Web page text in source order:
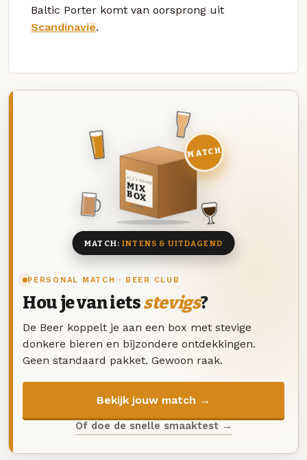
Baltic Porter komt van oorsprong uit
Scandinavië.
PERSONAL MATCH · BEER CLUB
Hou je van ietsstevigs?
De Beer koppelt je aan een box met stevige
donkere bieren en bijzondere ontdekkingen.
Geen standaard pakket. Gewoon raak.
Bekijk jouw match →
Of doe de snelle smaaktest →
DEZE MAAND
MIX
BOX
8 BIEREN
MATCH
MATCH:INTENS & UITDAGEND